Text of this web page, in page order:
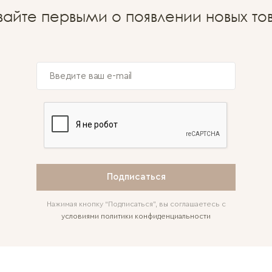
первыми о появлении новых
Подписаться
Нажимая кнопку “Подписаться”, вы соглашаетесь с
условиями политики конфиденциальности